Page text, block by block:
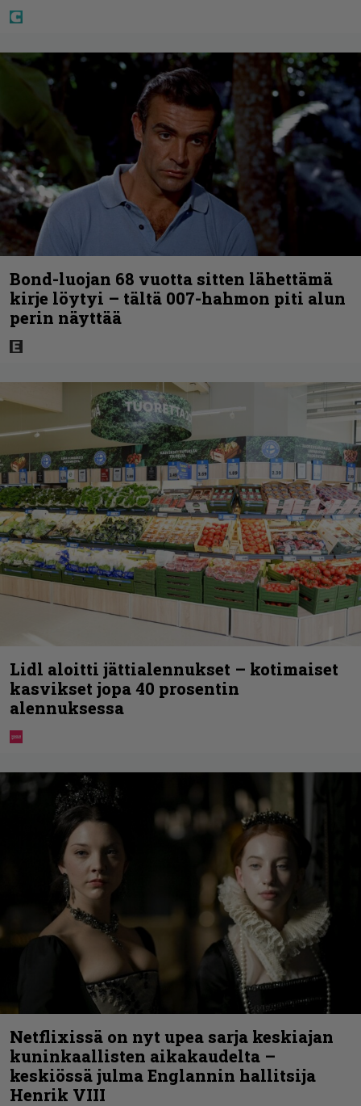
Bond-luojan 68 vuotta sitten lähettämä
kirje löytyi – tältä 007-hahmon piti alun
perin näyttää
Lidl aloitti jättialennukset – kotimaiset
kasvikset jopa 40 prosentin
alennuksessa
Netflixissä on nyt upea sarja keskiajan
kuninkaallisten aikakaudelta –
keskiössä julma Englannin hallitsija
Henrik VIII